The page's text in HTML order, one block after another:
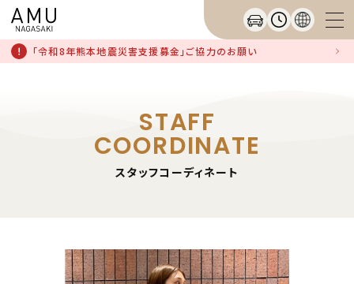
「令和8年熊本地震災害支援募金」ご協力のお願い
STAFF
COORDINATE
スタッフコーディネート